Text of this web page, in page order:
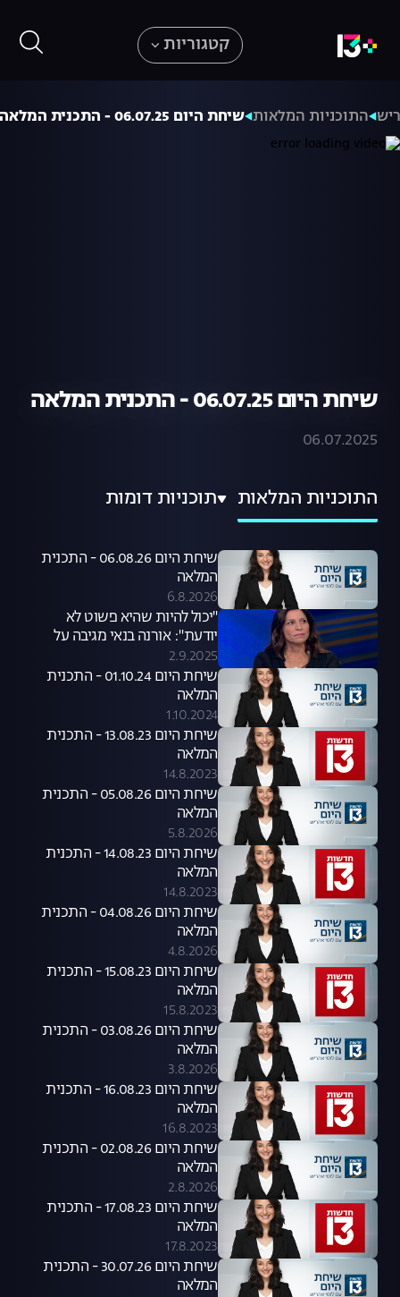
קטגוריות
התוכניות המלאות שיחת היום 06.07.25 - התכנית המלאה
שיחת היום 06.07.25 - התכנית המלאה
06.07.2025
התוכניות המלאות תוכניות דומות
שיחת היום 06.08.26 - התכנית
המלאה
6.8.2026
"יכול להיות שהיא פשוט לא
יודעת": אורנה בנאי מגיבה על
סערת קניית הכלבים שעוררה קרן
פלס
2.9.2025
שיחת היום 01.10.24 - התכנית
המלאה
1.10.2024
שיחת היום 13.08.23 - התכנית
המלאה
14.8.2023
שיחת היום 05.08.26 - התכנית
המלאה
5.8.2026
שיחת היום 14.08.23 - התכנית
המלאה
14.8.2023
שיחת היום 04.08.26 - התכנית
המלאה
4.8.2026
שיחת היום 15.08.23 - התכנית
המלאה
15.8.2023
שיחת היום 03.08.26 - התכנית
המלאה
3.8.2026
שיחת היום 16.08.23 - התכנית
המלאה
16.8.2023
שיחת היום 02.08.26 - התכנית
המלאה
2.8.2026
שיחת היום 17.08.23 - התכנית
המלאה
17.8.2023
שיחת היום 30.07.26 - התכנית
המלאה